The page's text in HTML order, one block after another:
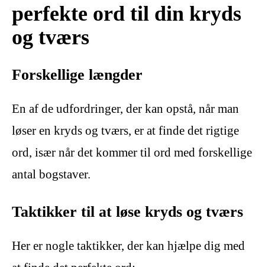
perfekte ord til din kryds
og tværs
Forskellige længder
En af de udfordringer, der kan opstå, når man
løser en kryds og tværs, er at finde det rigtige
ord, især når det kommer til ord med forskellige
antal bogstaver.
Taktikker til at løse kryds og tværs
Her er nogle taktikker, der kan hjælpe dig med